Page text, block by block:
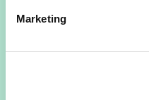
Marketing
de sociale dienst,
senioren, sociale